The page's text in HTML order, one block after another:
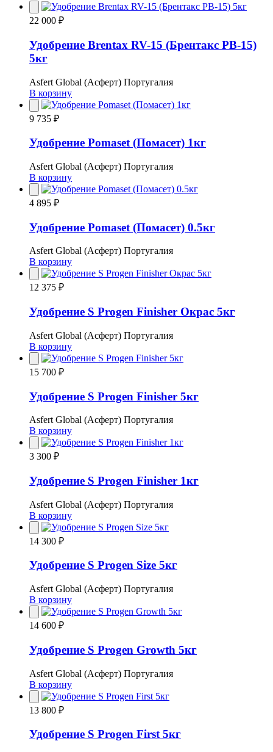
22 000 ₽
Удобрение Brentax RV-15 (Брентакс РВ-15)
5кг
Asfert Global (Асферт) Португалия
В корзину
9 735 ₽
Удобрение Pomaset (Помасет) 1кг
Asfert Global (Асферт) Португалия
В корзину
4 895 ₽
Удобрение Pomaset (Помасет) 0.5кг
Asfert Global (Асферт) Португалия
В корзину
12 375 ₽
Удобрение S Progen Finisher Окрас 5кг
Asfert Global (Асферт) Португалия
В корзину
15 700 ₽
Удобрение S Progen Finisher 5кг
Asfert Global (Асферт) Португалия
В корзину
3 300 ₽
Удобрение S Progen Finisher 1кг
Asfert Global (Асферт) Португалия
В корзину
14 300 ₽
Удобрение S Progen Size 5кг
Asfert Global (Асферт) Португалия
В корзину
14 600 ₽
Удобрение S Progen Growth 5кг
Asfert Global (Асферт) Португалия
В корзину
13 800 ₽
Удобрение S Progen First 5кг